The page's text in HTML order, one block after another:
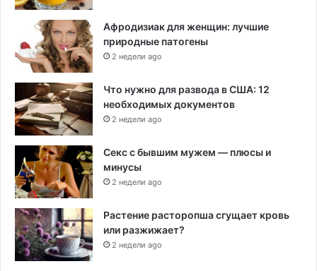
Афродизиак для женщин: лучшие
природные патогены
2 недели ago
Что нужно для развода в США: 12
необходимых документов
2 недели ago
Секс с бывшим мужем — плюсы и
минусы
2 недели ago
Растение расторопша сгущает кровь
или разжижает?
2 недели ago